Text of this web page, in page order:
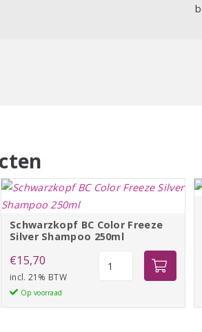
Schwarzkopf BC Color Freeze
Silver Shampoo 250ml
€15,70
incl. 21% BTW
Op voorraad
Schwarzkopf
Freeze